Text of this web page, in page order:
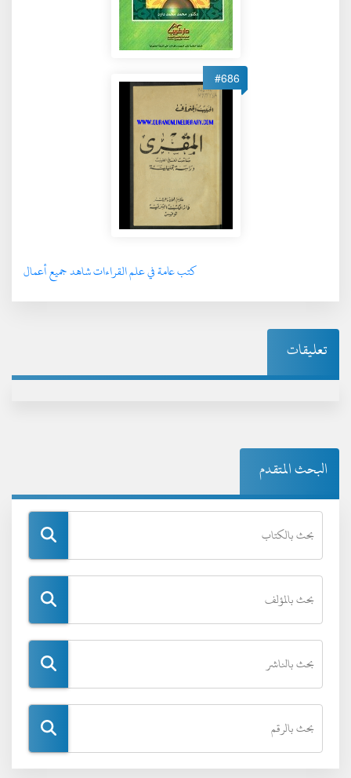
#686
كتب عامة في علم القراءات شاهد جميع أعمال
تعليقات
البحث المتقدم